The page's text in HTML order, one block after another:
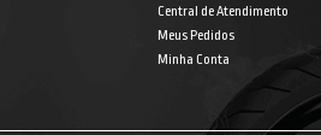
Central de Atendimento
Meus Pedidos
Minha Conta